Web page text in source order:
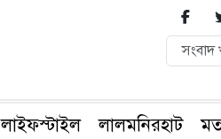
লাইফস্টাইল লালমনিরহাট